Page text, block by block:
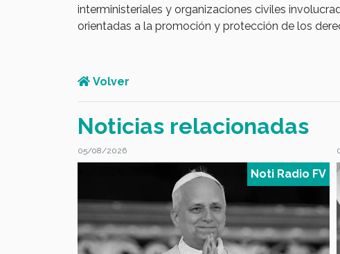
interministeriales y organizaciones civiles
orientadas a la promoción y protección de los
Volver
Noticias relacionadas
05/08/2026
Noti Radio FV